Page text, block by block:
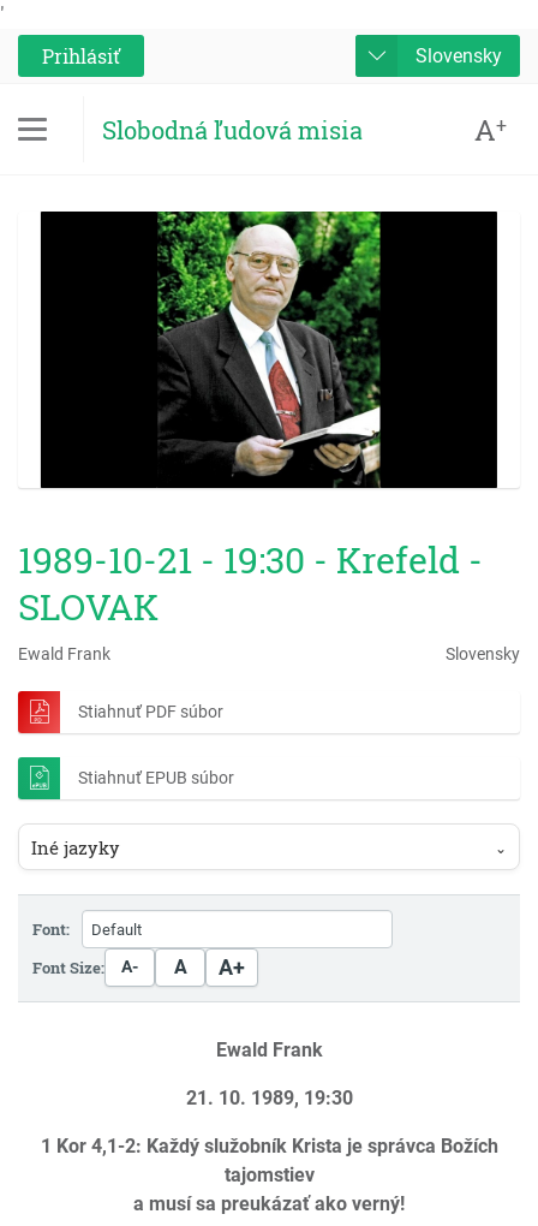
'
Prihlásiť
Slovensky
Slobodná ľudová misia A+
1989-10-21 - 19:30 - Krefeld -
SLOVAK
Ewald Frank Slovensky
Stiahnuť PDF súbor
Stiahnuť EPUB súbor
Iné jazyky ⌄
Font:
Font Size:
A- A A+
Ewald Frank
21. 10. 1989, 19:30
1 Kor 4,1-2: Každý služobník Krista je správca Božích
tajomstiev
a musí sa preukázať ako verný!